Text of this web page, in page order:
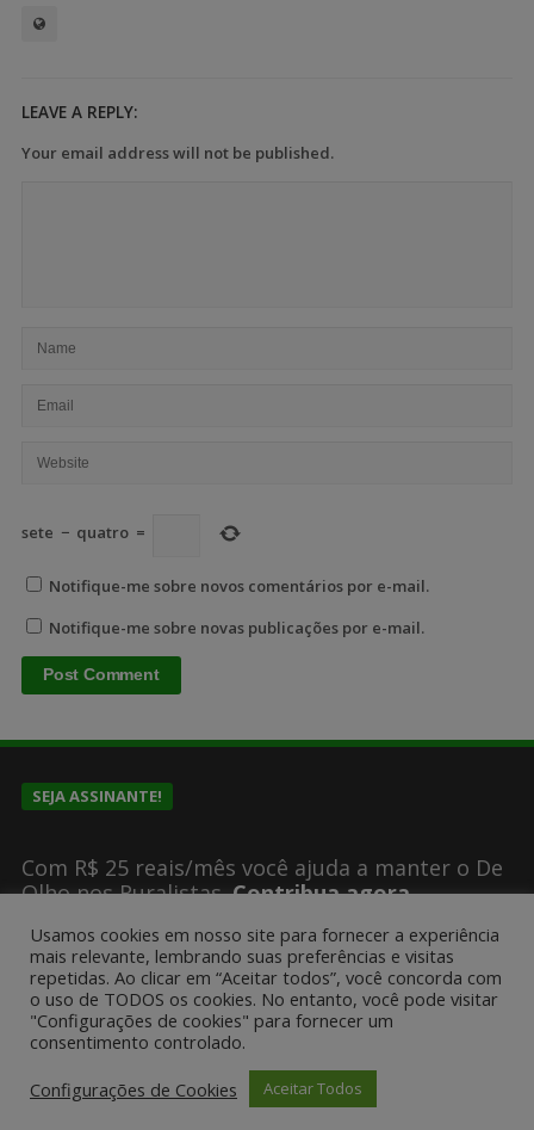
LEAVE A REPLY:
Your email address will not be published.
sete − quatro =
Notifique-me sobre novos comentários por e-mail.
Notifique-me sobre novas publicações por e-mail.
SEJA ASSINANTE!
Com R$ 25 reais/mês você ajuda a manter o De
Olho nos Ruralistas.Contribua agora
SUGESTÕES DE PAUTA?
Encaminhe um email para
deolhonosruralistas@gmail.com
Usamos cookies em nosso site para fornecer a experiência
mais relevante, lembrando suas preferências e visitas
repetidas. Ao clicar em “Aceitar todos”, você concorda com
o uso de TODOS os cookies. No entanto, você pode visitar
"Configurações de cookies" para fornecer um
consentimento controlado.
Configurações de Cookies
Aceitar Todos